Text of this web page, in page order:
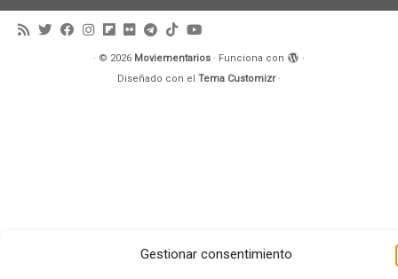
Gestionar consentimiento
· © 2026 Moviementarios · Funciona con
·
Diseñado con el Tema Customizr·